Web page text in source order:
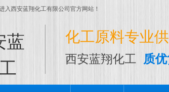
入西安蓝翔化工有限公司官方网站！
化工原料专业
西安蓝翔化工 质